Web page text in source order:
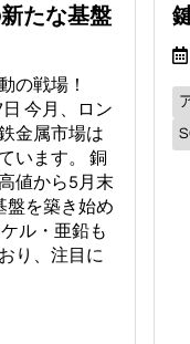
たな基盤
の戦場！
日 今月、ロン
金属市場は
います。 銅
値から5月末
盤を築き始め
ル・亜鉛も
り、注目に